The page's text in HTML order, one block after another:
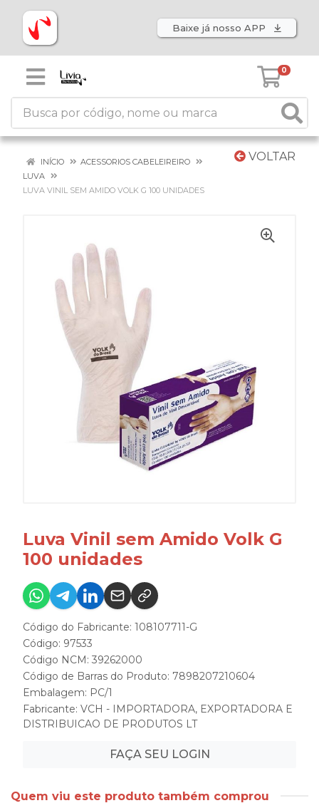
Baixe já nosso APP
0
VOLTAR
INÍCIO
ACESSORIOS CABELEIREIRO
LUVA
LUVA VINIL SEM AMIDO VOLK G 100 UNIDADES
Luva Vinil sem Amido Volk G
100 unidades
Código do Fabricante: 108107711-G
Código: 97533
Código NCM: 39262000
Código de Barras do Produto: 7898207210604
Embalagem: PC/1
Fabricante: VCH - IMPORTADORA, EXPORTADORA E
DISTRIBUICAO DE PRODUTOS LT
FAÇA SEU LOGIN
Quem viu este produto também comprou